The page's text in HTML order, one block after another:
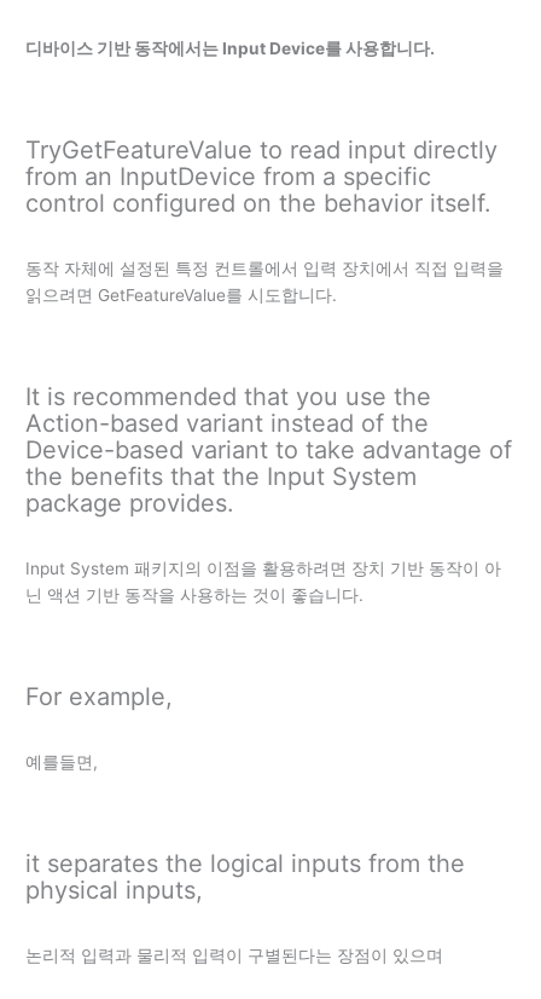
디바이스 기반 동작에서는 Input Device를 사용합니다.
TryGetFeatureValue to read input directly
from an InputDevice from a specific
control configured on the behavior itself.
동작 자체에 설정된 특정 컨트롤에서 입력 장치에서 직접 입력을
읽으려면 GetFeatureValue를 시도합니다.
It is recommended that you use the
Action-based variant instead of the
Device-based variant to take advantage of
the benefits that the Input System
package provides.
Input System 패키지의 이점을 활용하려면 장치 기반 동작이 아
닌 액션 기반 동작을 사용하는 것이 좋습니다.
For example,
예를들면,
it separates the logical inputs from the
physical inputs,
논리적 입력과 물리적 입력이 구별된다는 장점이 있으며